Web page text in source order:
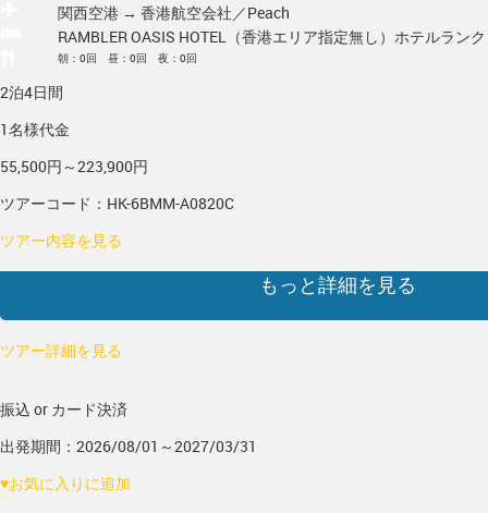
関西空港 → 香港航空会社／Peach
RAMBLER OASIS HOTEL（香港エリア指定無し） ホテルラン
朝：0回 昼：0回 夜：0回
2泊4日間
1名様代金
55,500円～223,900円
ツアーコード：HK-6BMM-A0820C
ツアー内容を見る
もっと詳細を見る
ツアー詳細を見る
振込 or カード決済
出発期間：2026/08/01～2027/03/31
♥お気に入りに追加